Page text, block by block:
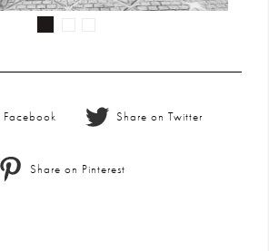
Share on Twitter
Share on Pinterest